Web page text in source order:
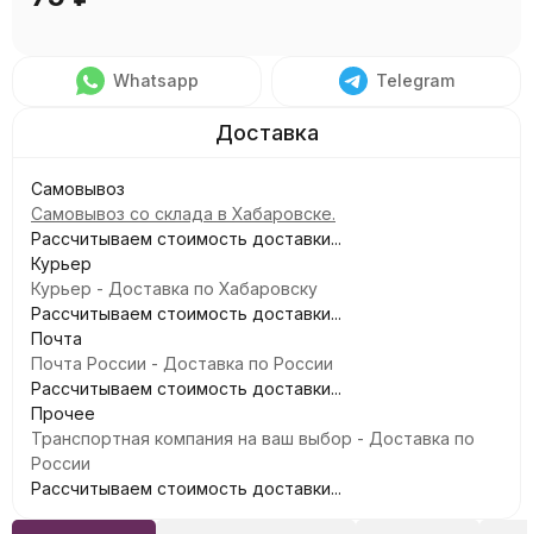
Whatsapp Telegram
Самовывоз
Самовывоз со склада в Хабаровске.
Рассчитываем стоимость доставки...
Курьер
Курьер - Доставка по Хабаровску
Рассчитываем стоимость доставки...
Почта
Почта России - Доставка по России
Рассчитываем стоимость доставки...
Прочее
Транспортная компания на ваш выбор - Доставка по
России
Рассчитываем стоимость доставки...